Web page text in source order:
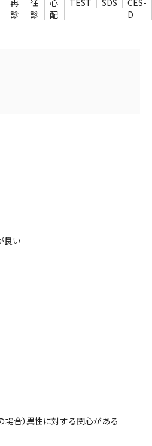
診
診
配
D
良い
合）異性に対する関心がある